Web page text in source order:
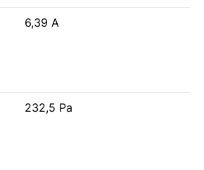
6,39 A
232,5 Pa